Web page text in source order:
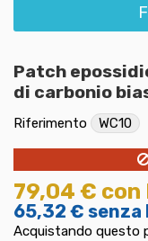
Patch
di carbonio
Riferimento WC10
79,04 € con
65,32 € senza
Acquistando questo